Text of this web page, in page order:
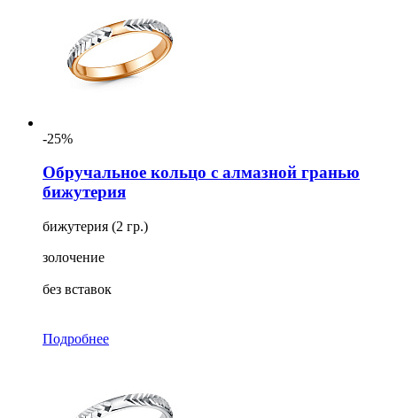
-25%
Обручальное кольцо с алмазной гранью
бижутерия
бижутерия (2 гр.)
золочение
без вставок
Подробнее